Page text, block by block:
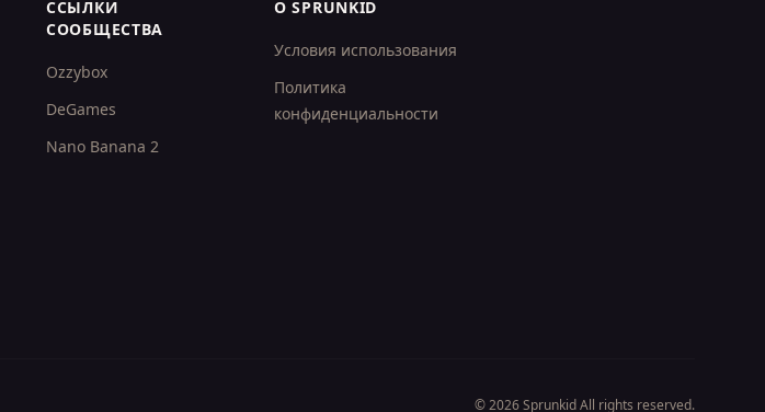
ССЫЛКИ
СООБЩЕСТВА
Ozzybox
DeGames
Nano Banana 2
О SPRUNKID
Условия использования
Политика
конфиденциальности
© 2026SprunkidAll rights reserved.